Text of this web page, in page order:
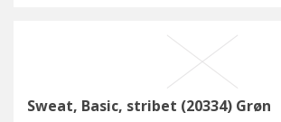
Sweat, Basic, stribet (20334) Grøn